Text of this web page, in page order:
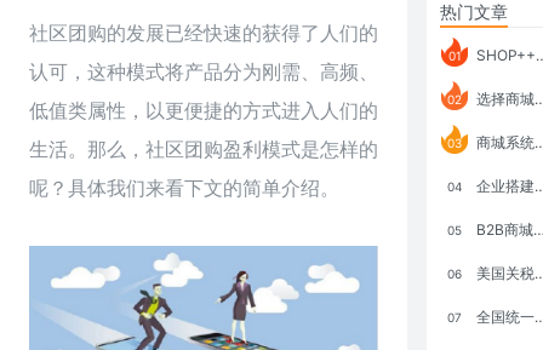
社区团购的发展已经快速的获得了人们的
认可，这种模式将产品分为刚需、高频、
低值类属性，以更便捷的方式进入人们的
生活。那么，社区团购盈利模式是怎样的
呢？具体我们来看下文的简单介绍。
热门文章
01 SHOP++ B2B2C V9.1 全新发布 新亮点
02 选择商城系统要考虑哪些问题？
03 商城系统如何打通跨境电商模式？
04 企业搭建积分商城系统要注意什么？
05 B2B商城系统搭建：开发语言、功能、优势分析
06 美国关税政策冲击全球电商格局：五大类平台受重创，转型与自救成关键
07 全国统一大市场：电商如何掘金新蓝海？